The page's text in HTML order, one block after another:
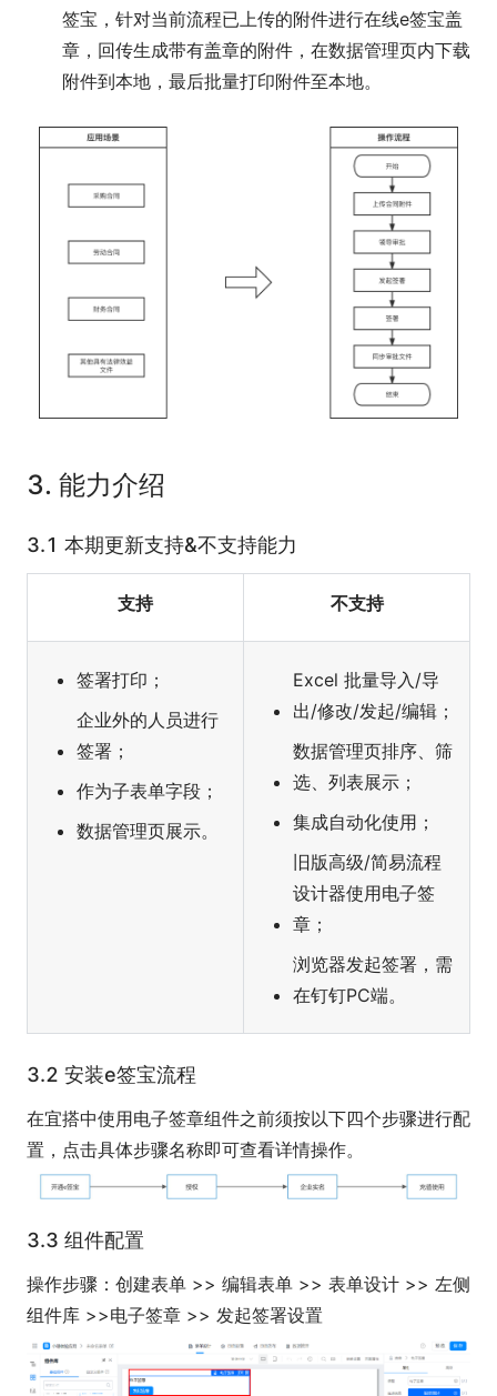
签宝，针对当前流程已上传的附件进行在线e签宝盖
章，回传生成带有盖章的附件，在数据管理页内下载
附件到本地，最后批量打印附件至本地。
3. 能力介绍
3.1 本期更新支持&不支持能力
支持 不支持
签署打印；
企业外的人员进行
签署；
作为子表单字段；
数据管理页展示。
Excel 批量导入/导
出/修改/发起/编辑；
数据管理页排序、筛
选、列表展示；
集成自动化使用；
旧版高级/简易流程
设计器使用电子签
章；
浏览器发起签署，需
在钉钉PC端。
3.2 安装e签宝流程
在宜搭中使用电子签章组件之前须按以下四个步骤进行配
置，点击具体步骤名称即可查看详情操作。
3.3 组件配置
操作步骤：创建表单 >> 编辑表单 >> 表单设计 >> 左侧
组件库 >>电子签章 >> 发起签署设置